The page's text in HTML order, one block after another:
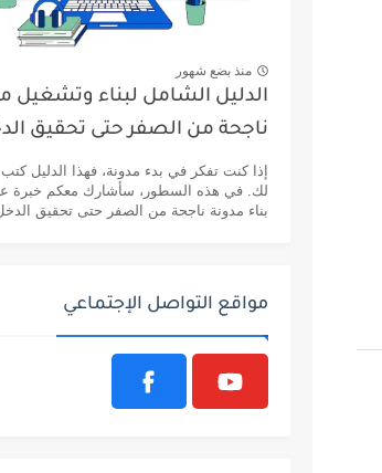
منذ بضع شهور
الدليل الشامل لبناء وتشغيل
ناجحة من الصفر حتى تحقيق
إذا كنت تفكر في بدء مدونة، فهذا الدليل
لك. في هذه السطور، سأشارك معكم خبرة
بناء مدونة ناجحة من الصفر حتى تحقيق
مواقع التواصل الإجتماعي